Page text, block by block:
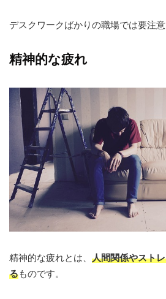
デスクワークばかりの職場では要注意
精神的な疲れ
精神的な疲れとは、 人間関係やスト
るものです。